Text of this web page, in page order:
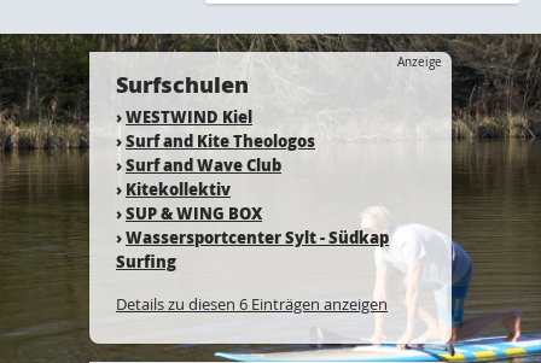
Anzeige
Surfschulen
›WESTWIND Kiel
›Surf and Kite Theologos
›Surf and Wave Club
› Kitekollektiv
›SUP & WING BOX
›Wassersportcenter Sylt - Südkap
Surfing
Details zu diesen 6 Einträgen anzeigen